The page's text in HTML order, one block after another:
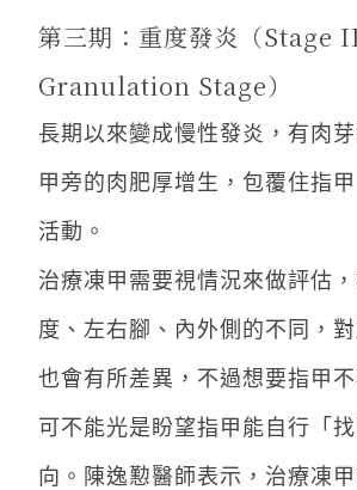
第三期：重度發炎（Stage
Granulation Stage）
長期以來變成慢性發炎，有肉
甲旁的肉肥厚增生，包覆住指
活動。
治療凍甲需要視情況來做評估
度、左右腳、內外側的不同，
也會有所差異，不過想要指甲不
可不能光是盼望指甲能自行「
向。陳逸懃醫師表示，治療凍